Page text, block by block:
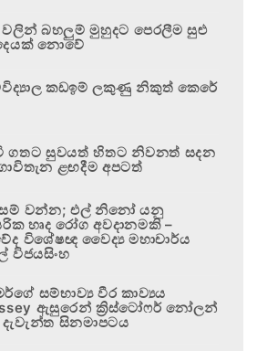
වලින් බහලුම් මුහුදට පෙරලීම සුළු
නොවේ
කඩඉම් ලකුණු නිකුත් කෙරේ
ගතට සුවයත් හිතට නිවනත් සදන
ළඟදීම අපටත්
වන්න; එල් නිනෝ යනු
හෘද රෝග අවදානමකි –
විශේෂඥ වෛද්‍ය මහාචාර්ය
විජයසිංහ
සම්භාව්‍ය වීර කාව්‍යය
ඇසුරෙන් ක්‍රිස්ටෝෆර් නෝලන්
සිනමාපටය